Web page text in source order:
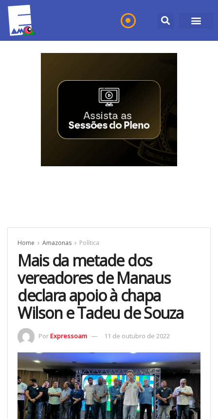
Home Amazonas Política
Mais da metade dos
vereadores de Manaus
declara apoio à chapa
Wilson e Tadeu de Souza
PorExpressoam 11 de outubro de 2022